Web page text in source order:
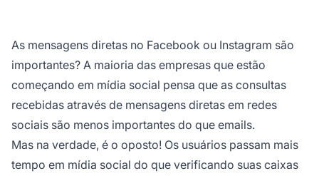
As mensagens diretas no Facebook ou Instagram são
importantes? A maioria das empresas que estão
começando em mídia social pensa que as consultas
recebidas através de mensagens diretas em redes
sociais são menos importantes do que emails.
Mas na verdade, é o oposto! Os usuários passam mais
tempo em mídia social do que verificando suas caixas